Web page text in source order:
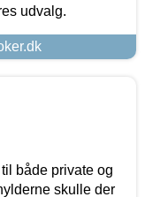
udvalg.
både private og
skulle der